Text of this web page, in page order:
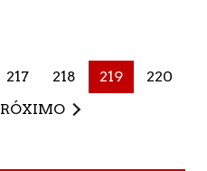
217 218 219
220